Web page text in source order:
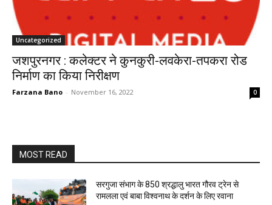
Uncategorized
जशपुरनगर : कलेक्टर ने कुनकुरी-लवकेरा-तपकरा रोड
निर्माण का किया निरीक्षण
Farzana Bano - November 16, 2022 0
MOST READ
सरगुजा संभाग के 850 श्रद्धालु भारत गौरव ट्रेन से
रामलला एवं बाबा विश्वनाथ के दर्शन के लिए रवाना